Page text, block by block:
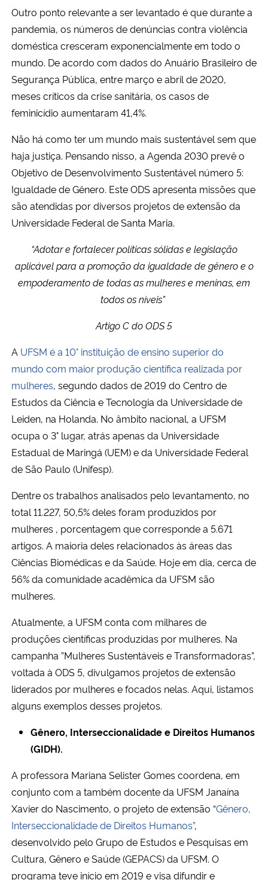
Outro ponto relevante a ser levantado é que durante a
pandemia, os números de denúncias contra violência
doméstica cresceram exponencialmente em todo o
mundo. De acordo com dados do Anuário Brasileiro de
Segurança Pública, entre março e abril de 2020,
meses críticos da crise sanitária, os casos de
feminicídio aumentaram 41,4%.
Não há como ter um mundo mais sustentável sem que
haja justiça. Pensando nisso, a Agenda 2030 prevê o
Objetivo de Desenvolvimento Sustentável número 5:
Igualdade de Gênero. Este ODS apresenta missões que
são atendidas por diversos projetos de extensão da
Universidade Federal de Santa Maria.
“Adotar e fortalecer políticas sólidas e legislação
aplicável para a promoção da igualdade de gênero e o
empoderamento de todas as mulheres e meninas, em
todos os níveis”
Artigo C do ODS 5
A UFSM é a 10° instituição de ensino superior do
mundo com maior produção científica realizada por
mulheres, segundo dados de 2019 do Centro de
Estudos da Ciência e Tecnologia da Universidade de
Leiden, na Holanda. No âmbito nacional, a UFSM
ocupa o 3° lugar, atrás apenas da Universidade
Estadual de Maringá (UEM) e da Universidade Federal
de São Paulo (Unifesp).
Dentre os trabalhos analisados pelo levantamento, no
total 11.227, 50,5% deles foram produzidos por
mulheres , porcentagem que corresponde a 5.671
artigos. A maioria deles relacionados às áreas das
Ciências Biomédicas e da Saúde. Hoje em dia, cerca de
56% da comunidade acadêmica da UFSM são
mulheres.
Atualmente, a UFSM conta com milhares de
produções científicas produzidas por mulheres. Na
campanha ”Mulheres Sustentáveis e Transformadoras”,
voltada à ODS 5, divulgamos projetos de extensão
liderados por mulheres e focados nelas. Aqui, listamos
alguns exemplos desses projetos.
Gênero, Interseccionalidade e Direitos Humanos
(GIDH).
A professora Mariana Selister Gomes coordena, em
conjunto com a também docente da UFSM Janaína
Xavier do Nascimento, o projeto de extensão “Gênero,
Interseccionalidade de Direitos Humanos”,
desenvolvido pelo Grupo de Estudos e Pesquisas em
Cultura, Gênero e Saúde (GEPACS) da UFSM. O
programa teve início em 2019 e visa difundir e